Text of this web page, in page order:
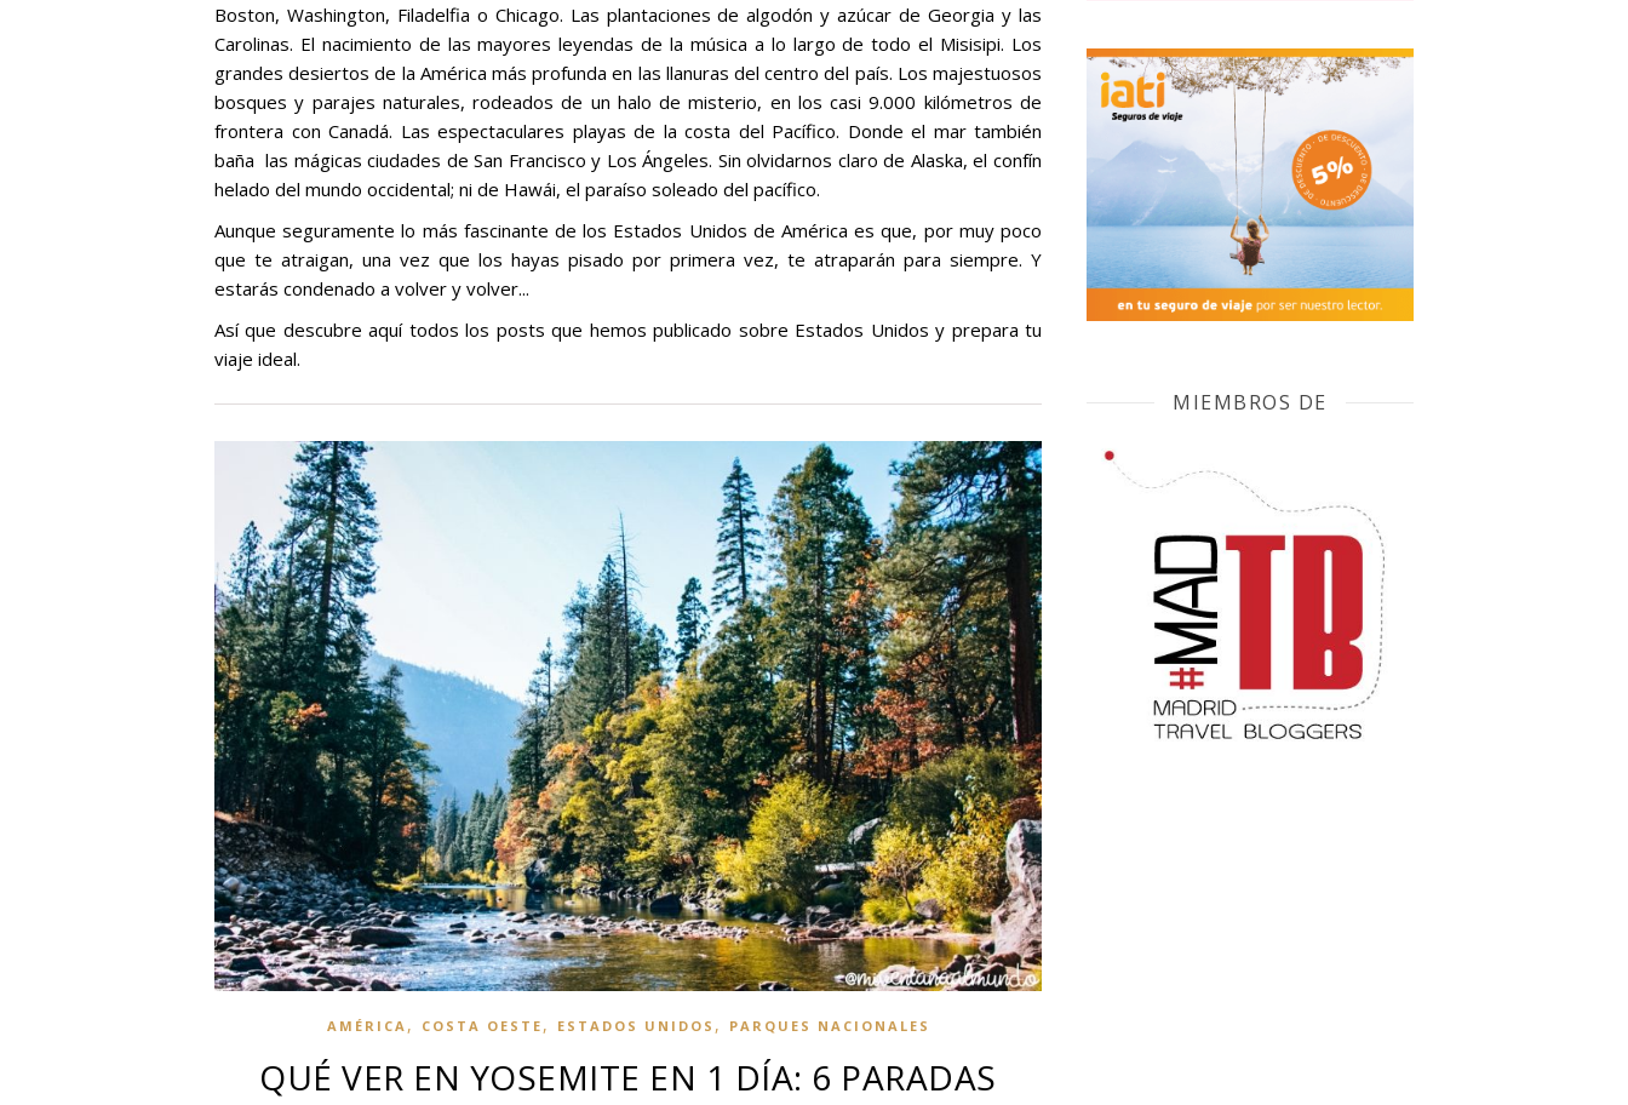
Boston, Washington, Filadelfia o Chicago. Las plantaciones de algodón y azúcar de Georgia y las
Carolinas. El nacimiento de las mayores leyendas de la música a lo largo de todo el Misisipi. Los
grandes desiertos de la América más profunda en las llanuras del centro del país. Los majestuosos
bosques y parajes naturales, rodeados de un halo de misterio, en los casi 9.000 kilómetros de
frontera con Canadá. Las espectaculares playas de la costa del Pacífico. Donde el mar también
baña las mágicas ciudades de San Francisco y Los Ángeles. Sin olvidarnos claro de Alaska, el confín
helado del mundo occidental; ni de Hawái, el paraíso soleado del pacífico.
Aunque seguramente lo más fascinante de los Estados Unidos de América es que, por muy poco
que te atraigan, una vez que los hayas pisado por primera vez, te atraparán para siempre. Y
estarás condenado a volver y volver...
Así que descubre aquí todos los posts que hemos publicado sobre Estados Unidos y prepara tu
viaje ideal.
AMÉRICA , COSTA OESTE , ESTADOS UNIDOS , PARQUES NACIONALES
QUÉ VER EN YOSEMITE EN 1 DÍA: 6 PARADAS
MIEMBROS DE